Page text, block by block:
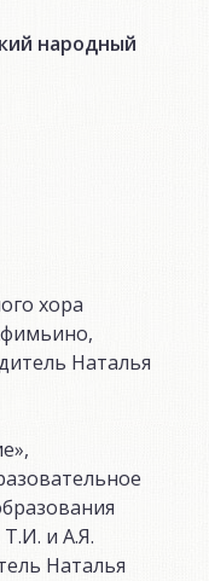
народный
хора
Наталья
и А.Я.
Наталья